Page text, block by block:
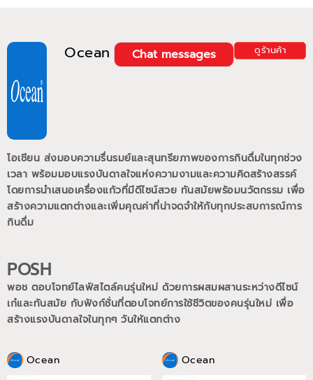
Ocean ดูร้านค้า
Chat messages
โอเชียน ส่งมอบความรื่นรมย์และสุนทรียภาพของการกินดื่มในทุกช่วง
เวลา พร้อมมอบแรงบันดาลใจแห่งความงามและความคิดสร้างสรรค์
โดยการนำเสนอเครื่องแก้วที่มีดีไซน์สวย ทันสมัยพร้อมนวัตกรรม เพื่อ
สร้างความแตกต่างและเพิ่มคุณค่าที่น่าจดจำให้กับทุกประสบการณ์การ
กินดื่ม
POSH
พอช ตอบโจทย์ไลฟ์สไตล์คนรุ่นใหม่ ด้วยการผสมผสานระหว่างดีไซน์
เก๋และทันสมัย กับฟังก์ชั่นที่ตอบโจทย์การใช้ชีวิตของคนรุ่นใหม่ เพื่อ
สร้างแรงบันดาลใจในทุกๆ วันให้แตกต่าง
Ocean Ocean